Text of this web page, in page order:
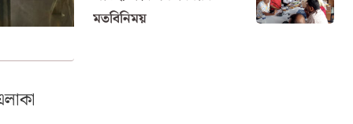
মতবিনিময়